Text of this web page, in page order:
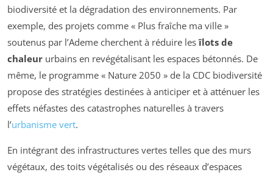
biodiversité et la dégradation des environnements. Par
exemple, des projets comme « Plus fraîche ma ville »
soutenus par l’Ademe cherchent à réduire lesîlots de
chaleur urbains en revégétalisant les espaces bétonnés. De
même, le programme « Nature 2050 » de la CDC biodiversité
propose des stratégies destinées à anticiper et à atténuer les
effets néfastes des catastrophes naturelles à travers
l’urbanisme vert.
En intégrant des infrastructures vertes telles que des murs
végétaux, des toits végétalisés ou des réseaux d’espaces